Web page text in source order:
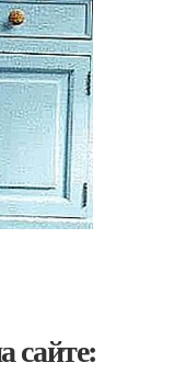
сайте: